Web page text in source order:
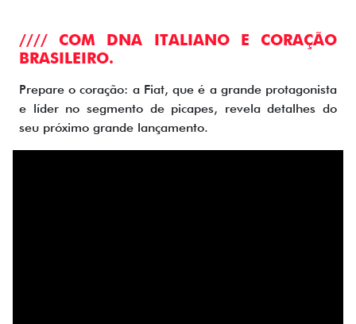
//// COM DNA ITALIANO E CORAÇÃO
BRASILEIRO.
Prepare o coração: a Fiat, que é a grande protagonista
e líder no segmento de picapes, revela detalhes do
seu próximo grande lançamento.